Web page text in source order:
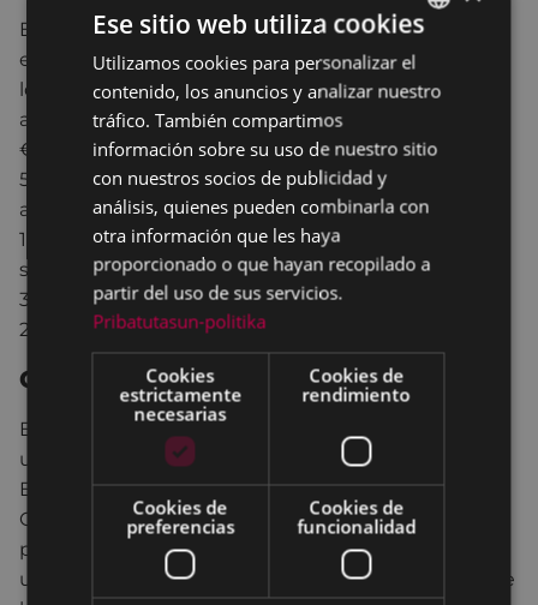
En cuanto a la cuantía de la subvención, se
establece en un sistema de tramos fijados según
los ingresos anuales justificados de los solicitantes,
adjudicándole a cada tramo un porcentaje. De 0,00
€ a 9.000,00 € brutos anuales, se subvencionará el
50% de la renta; de 9.001,00 € a 18.000,00 € brutos
anuales, se subvencionará el 40% de la renta; de
18.001,00 € a 25000,00 € brutos anuales, se
subvencionará el 30% de la renta; y de 25.001,00 € a
39.000,00 € brutos anuales, se subvencionará el
20% de la renta.
Compromiso con la Juventud
Esta iniciativa, aprobada como consecuencia de
una enmienda presentada por el grupo municipal
EH-Bildu, ha sido estudiada por el equipo de
Gobierno y, de esta forma, además de mejorar la
propuesta de la coalición abertzale, se ha incluido
un segundo objetivo de facilitar la emancipación de
BASQUE
SPANISH
Ese sitio web utiliza cookies
Utilizamos cookies para personalizar el
contenido, los anuncios y analizar nuestro
tráfico. También compartimos
información sobre su uso de nuestro sitio
con nuestros socios de publicidad y
análisis, quienes pueden combinarla con
otra información que les haya
proporcionado o que hayan recopilado a
partir del uso de sus servicios.
Pribatutasun-politika
Cookies
estrictamente
necesarias
Cookies de
rendimiento
Cookies de
preferencias
Cookies de
funcionalidad